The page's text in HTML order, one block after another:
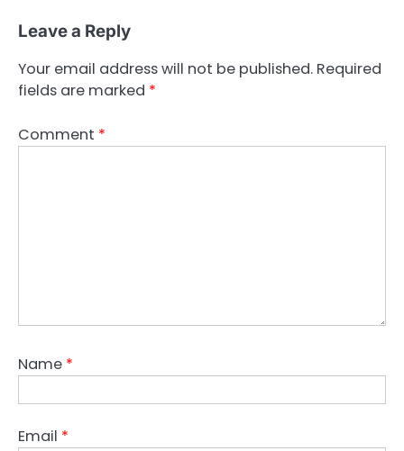
Leave a Reply
Your email address will not be published. Required
fields are marked *
Comment *
Name *
Email *